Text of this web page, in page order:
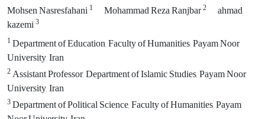
Mohsen Nasresfahani1 Mohammad Reza Ranjbar2
ahmad
kazemi3
1Department of Education, Faculty of Humanities, Payam Noor
University, Iran
2Assistant Professor, Department of Islamic Studies, Payam Noor
University, Iran
3Department of Political Science, Faculty of Humanities, Payam